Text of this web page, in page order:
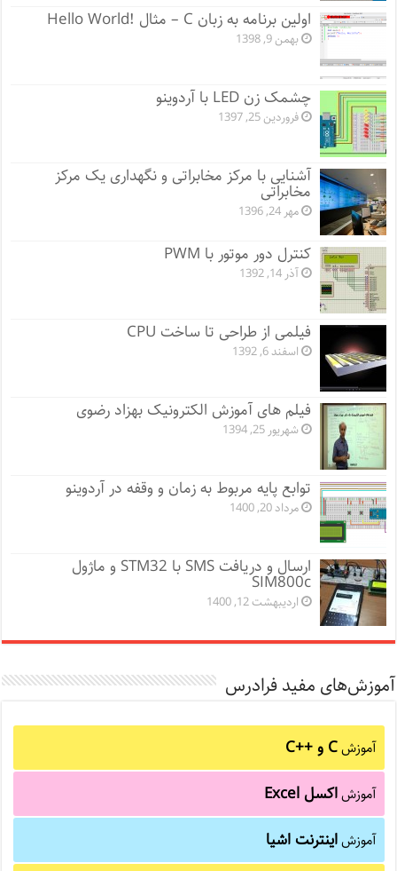
اولین برنامه به زبان C – مثال !Hello World
بهمن 9, 1398
چشمک زن LED با آردوینو
فروردین 25, 1397
آشنایی با مرکز مخابراتی و نگهداری یک مرکز
مخابراتی
مهر 24, 1396
کنترل دور موتور با PWM
آذر 14, 1392
فیلمی از طراحی تا ساخت CPU
اسفند 6, 1392
فیلم های آموزش الکترونیک بهزاد رضوی
شهریور 25, 1394
توابع پایه مربوط به زمان و وقفه در آردوینو
مرداد 20, 1400
ارسال و دریافت SMS با STM32 و ماژول
SIM800c
اردیبهشت 12, 1400
آموزش‌های مفید فرادرس
آموزشC و C++‎
آموزشاکسل Excel
آموزشاینترنت اشیا